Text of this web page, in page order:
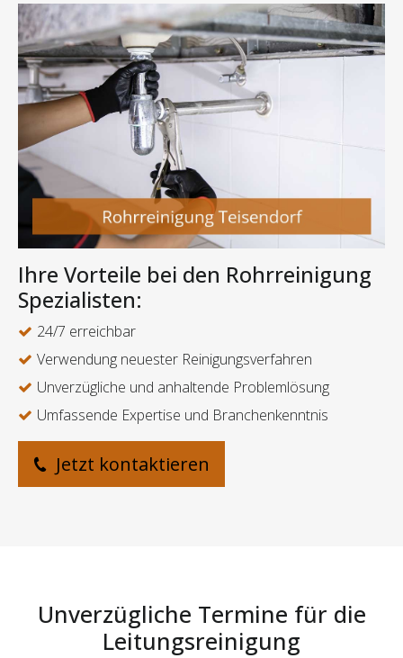
Ihre Vorteile bei den Rohrreinigung
Spezialisten:
24/7 erreichbar
Verwendung neuester Reinigungsverfahren
Unverzügliche und anhaltende Problemlösung
Umfassende Expertise und Branchenkenntnis
Jetzt kontaktieren
Unverzügliche Termine für die
Leitungsreinigung